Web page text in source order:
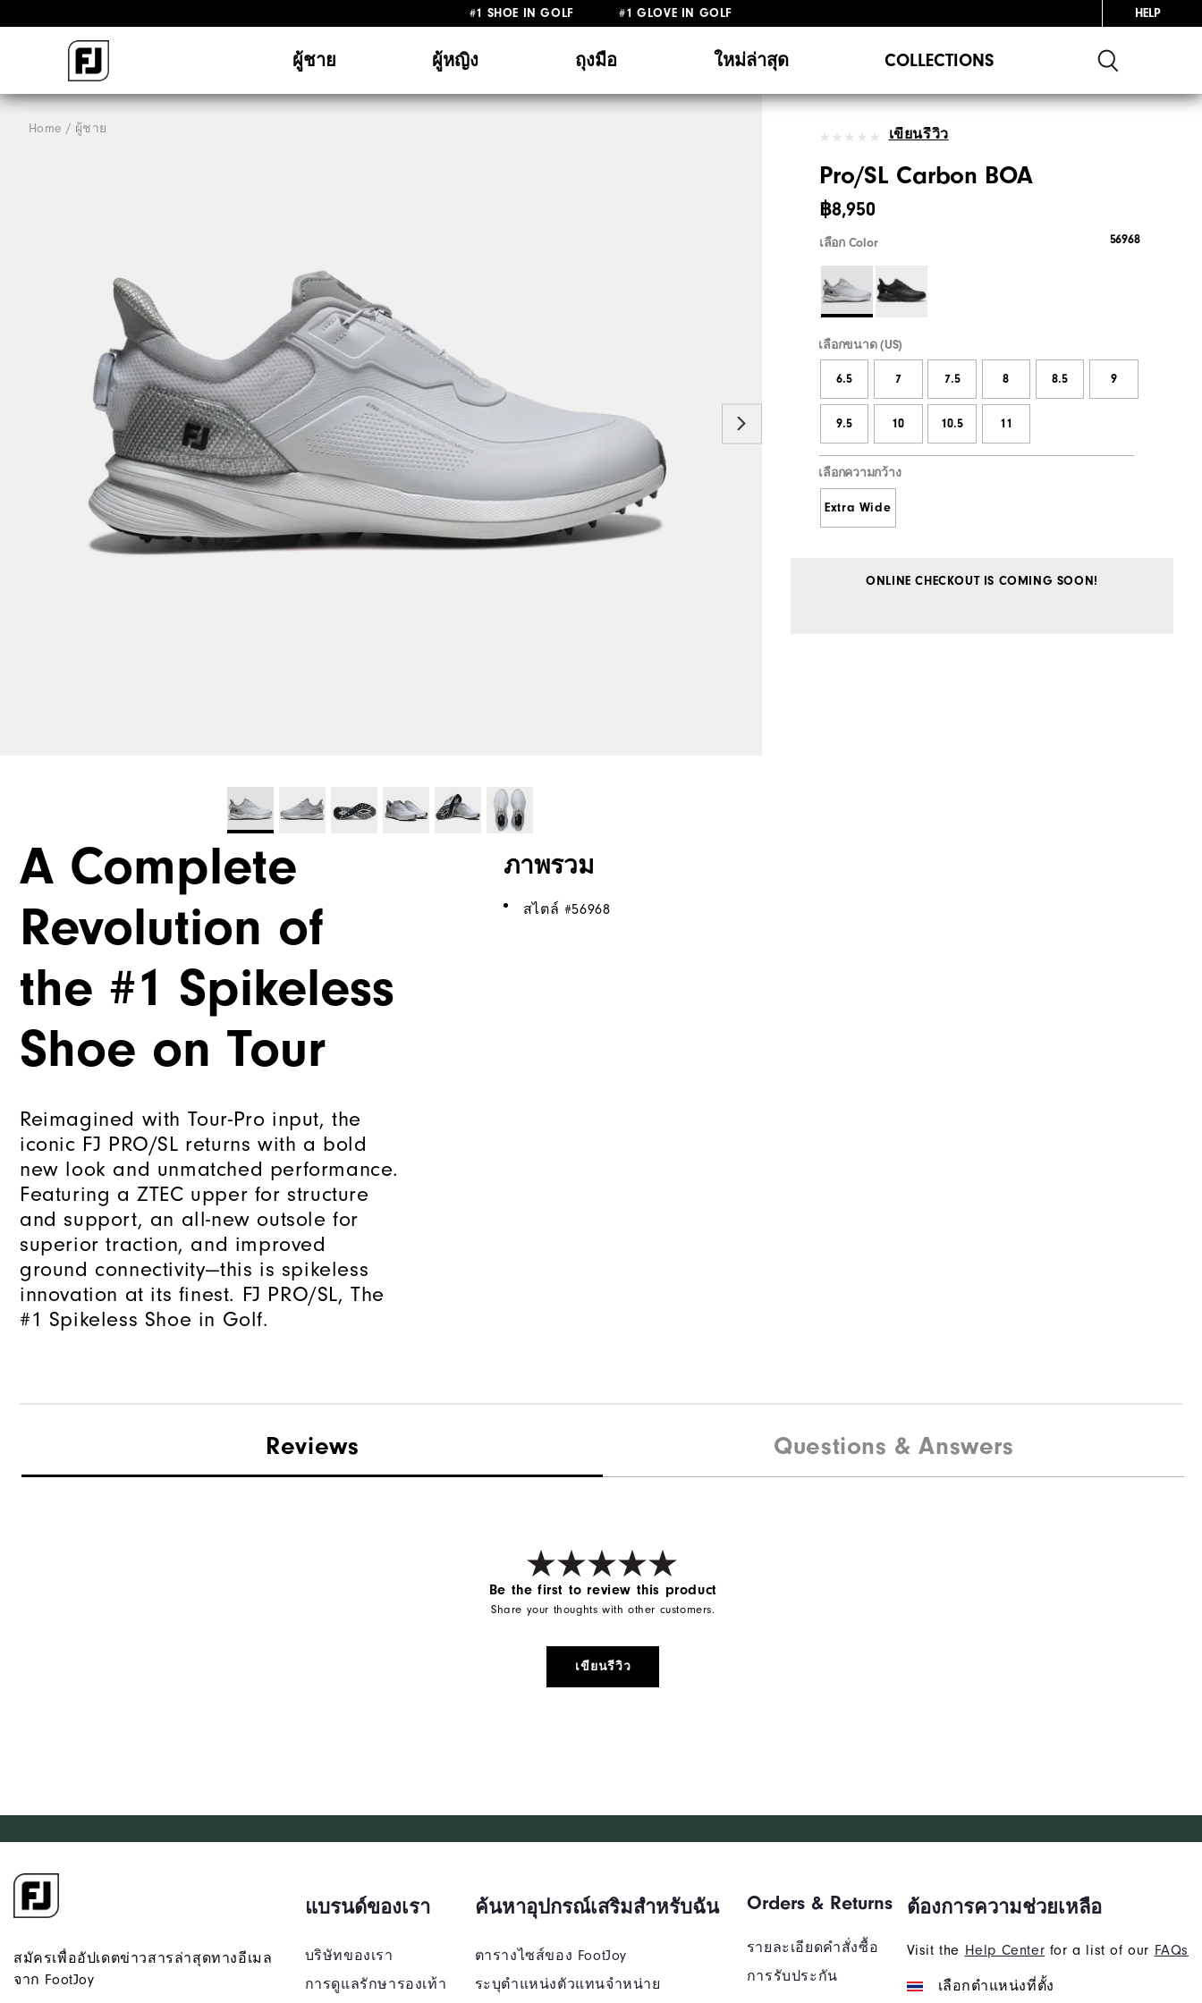
#1 SHOE IN GOLF #1 GLOVE IN GOLF HELP
ผู้ชาย ผู้หญิง ถุงมือ ใหม่ล่าสุด COLLECTIONS
Home ผู้ชาย เขียนรีวิว
Pro/SL Carbon BOA
฿8,950
เลือก Color 56968
เลือกขนาด (US)
6.5 7 7.5 8 8.5 9
9.5 10 10.5 11
เลือกความกว้าง
Extra Wide
ONLINE CHECKOUT IS COMING SOON!
A Complete
Revolution of
the #1 Spikeless
Shoe on Tour
Reimagined with Tour-Pro input, the
iconic FJ PRO/SL returns with a bold
new look and unmatched performance.
Featuring a ZTEC upper for structure
and support, an all-new outsole for
superior traction, and improved
ground connectivity—this is spikeless
innovation at its finest. FJ PRO/SL, The
#1 Spikeless Shoe in Golf.
ภาพรวม
สไตล์ #56968
Reviews Questions & Answers
Be the first to review this product
Share your thoughts with other customers.
เขียนรีวิว
สมัครเพื่ออัปเดตข่าวสารล่าสุดทางอีเมล
จาก FootJoy
แบรนด์ของเรา
บริษัทของเรา
การดูแลรักษารองเท้า
ค้นหาอุปกรณ์เสริมสำหรับฉัน
ตารางไซส์ของ FootJoy
ระบุตําแหน่งตัวแทนจําหน่าย
Orders & Returns
รายละเอียดคำสั่งซื้อ
การรับประกัน
ต้องการความช่วยเหลือ
Visit the Help Center for a list of our FAQs
เลือกตำแหน่งที่ตั้ง